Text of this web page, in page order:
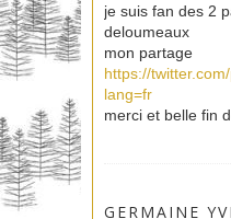
je suis fan des 2
deloumeaux
mon partage
https://
lang=fr
merci et belle fin
GERMAINE